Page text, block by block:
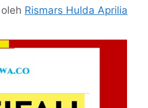
oleh Rismars Hulda Aprilia